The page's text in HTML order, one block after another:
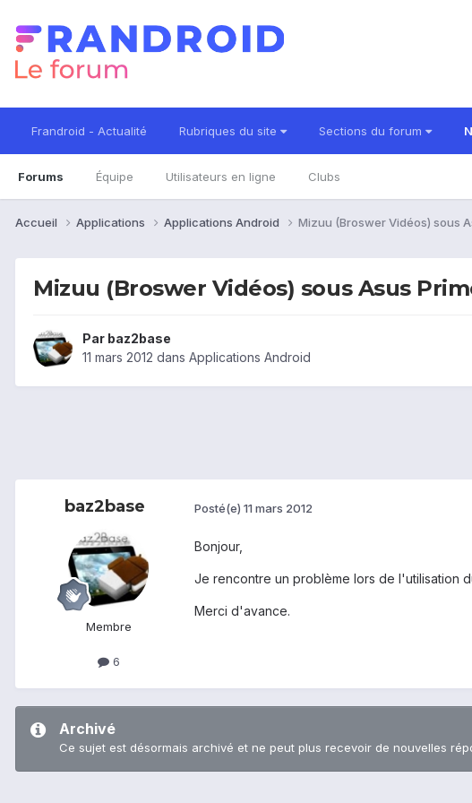
Frandroid - Actualité Rubriques du site Sections du forum
Forums Équipe Utilisateurs en ligne Clubs
Accueil Applications Applications Android Mizuu (Broswer Vidéos) sous
Mizuu (Broswer Vidéos) sous Asus
Par baz2base
11 mars 2012 dans Applications Android
baz2base
Membre
6
Posté(e) 11 mars 2012
Bonjour,
Je rencontre un problème lors de l'utilisation
Merci d'avance.
Archivé
Ce sujet est désormais archivé et ne peut plus recevoir de nouvelles